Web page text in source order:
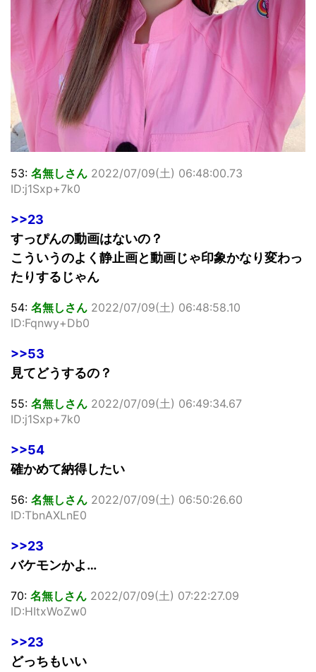
53: 名無しさん 2022/07/09(土) 06:48:00.73
ID:j1Sxp+7k0
>>23
すっぴんの動画はないの？
こういうのよく静止画と動画じゃ印象かなり変わっ
たりするじゃん
54: 名無しさん 2022/07/09(土) 06:48:58.10
ID:Fqnwy+Db0
>>53
見てどうするの？
55: 名無しさん 2022/07/09(土) 06:49:34.67
ID:j1Sxp+7k0
>>54
確かめて納得したい
56: 名無しさん 2022/07/09(土) 06:50:26.60
ID:TbnAXLnE0
>>23
バケモンかよ…
70: 名無しさん 2022/07/09(土) 07:22:27.09
ID:HItxWoZw0
>>23
どっちもいい